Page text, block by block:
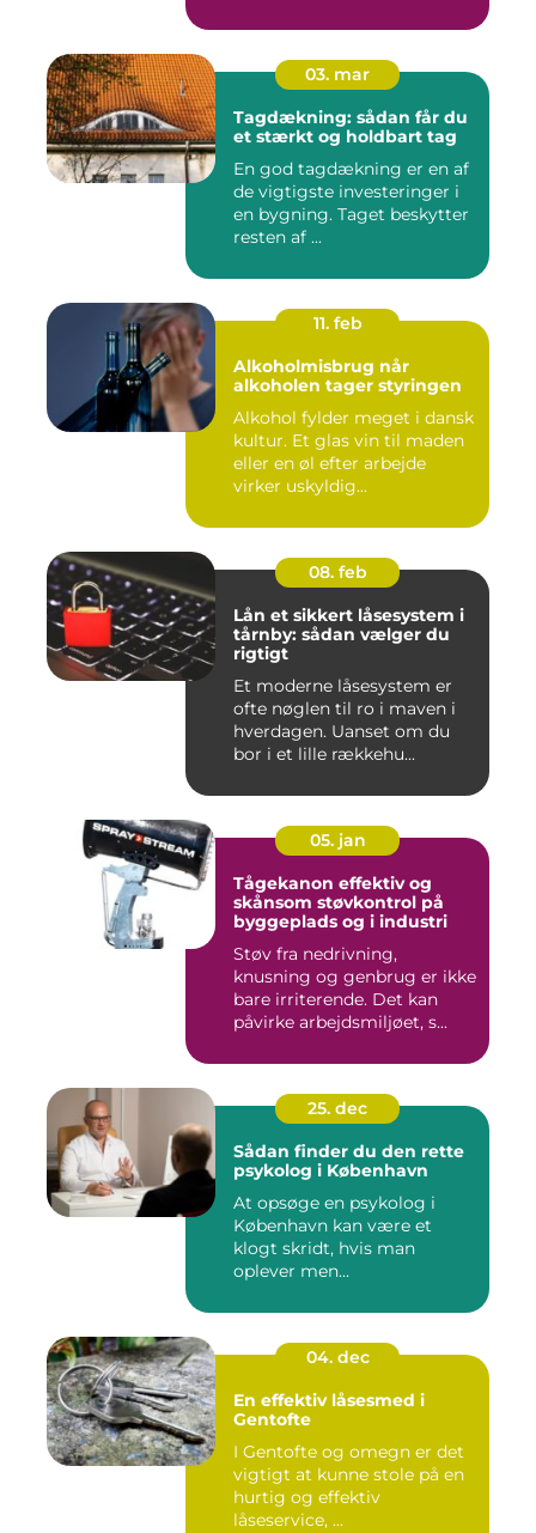
03. mar
Tagdækning: sådan får du
et stærkt og holdbart tag
En god tagdækning er en af
de vigtigste investeringer i
en bygning. Taget beskytter
resten af ...
11. feb
Alkoholmisbrug når
alkoholen tager styringen
Alkohol fylder meget i dansk
kultur. Et glas vin til maden
eller en øl efter arbejde
virker uskyldig...
08. feb
Lån et sikkert låsesystem i
tårnby: sådan vælger du
rigtigt
Et moderne låsesystem er
ofte nøglen til ro i maven i
hverdagen. Uanset om du
bor i et lille rækkehu...
05. jan
Tågekanon effektiv og
skånsom støvkontrol på
byggeplads og i industri
Støv fra nedrivning,
knusning og genbrug er ikke
bare irriterende. Det kan
påvirke arbejdsmiljøet, s...
25. dec
Sådan finder du den rette
psykolog i København
At opsøge en psykolog i
København kan være et
klogt skridt, hvis man
oplever men...
04. dec
En effektiv låsesmed i
Gentofte
I Gentofte og omegn er det
vigtigt at kunne stole på en
hurtig og effektiv
låseservice, ...